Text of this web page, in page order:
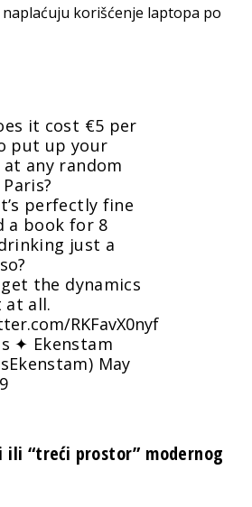
korišćenje laptopa po
it cost €5 per
put up your
any random
perfectly fine
a book for 8
just a
get the dynamics
all.
RKFavX0nyf
✦ Ekenstam
May
ili “treći prostor” modernog